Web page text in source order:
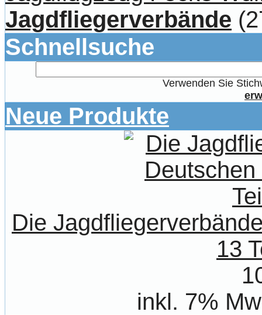
Jagdfliegerverbände
Schnellsuche
Verwenden Sie
Neue Produkte
Die
13
inkl. 7%